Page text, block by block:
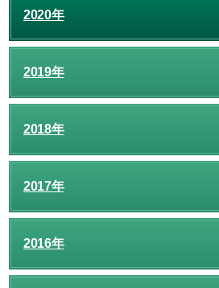
2020年
2019年
2018年
2017年
2016年